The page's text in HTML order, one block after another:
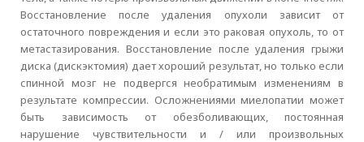
Восстановление после удаления опухоли зависит от
остаточного повреждения и если это раковая опухоль, то от
метастазирования. Восстановление после удаления грыжи
диска (дискэктомия) дает хороший результат, но только если
спинной мозг не подвергся необратимым изменениям в
результате компрессии. Осложнениями миелопатии может
быть зависимость от обезболивающих, постоянная
нарушение чувствительности и / или произвольных